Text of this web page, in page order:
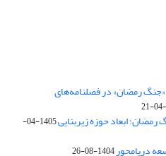
«جنگ رمضان» در فصلنامه‌های
رمضان؛ ابعاد حوزه زیربنایی
1405-04-
دریامحور1404-08-26